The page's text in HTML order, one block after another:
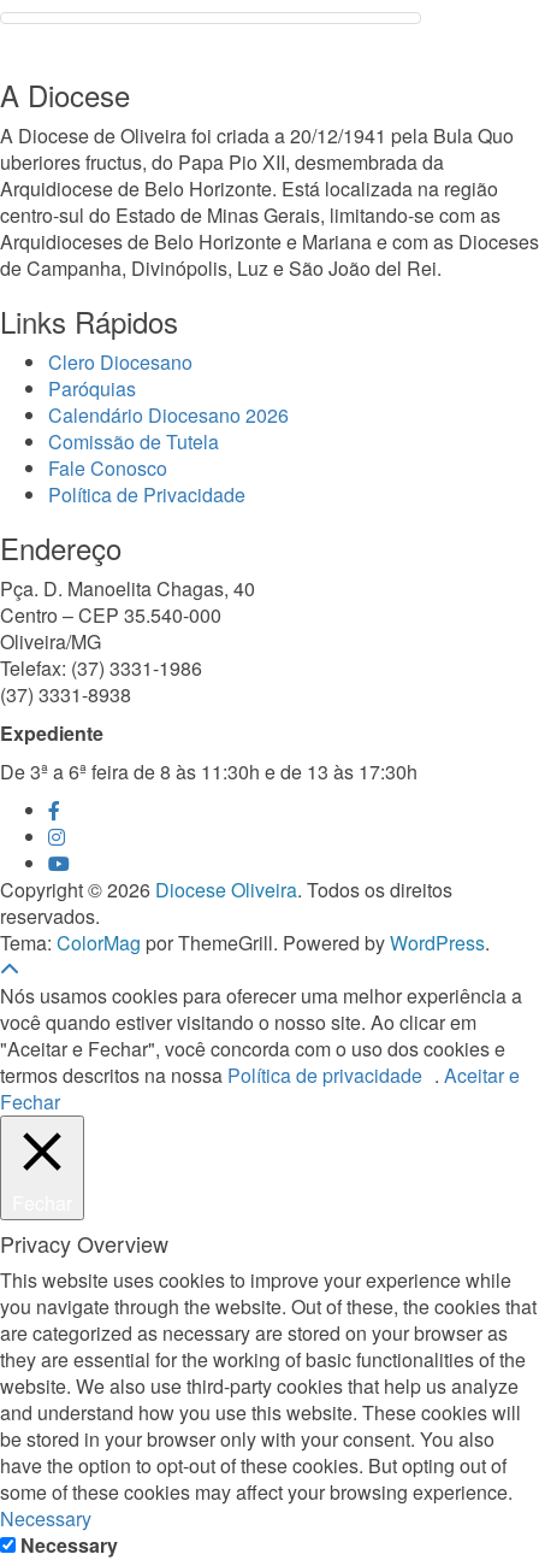
A Diocese
A Diocese de Oliveira foi criada a 20/12/1941 pela Bula Quo
uberiores fructus, do Papa Pio XII, desmembrada da
Arquidiocese de Belo Horizonte. Está localizada na região
centro-sul do Estado de Minas Gerais, limitando-se com as
Arquidioceses de Belo Horizonte e Mariana e com as Dioceses
de Campanha, Divinópolis, Luz e São João del Rei.
Links Rápidos
Clero Diocesano
Paróquias
Calendário Diocesano 2026
Comissão de Tutela
Fale Conosco
Política de Privacidade
Endereço
Pça. D. Manoelita Chagas, 40
Centro – CEP 35.540-000
Oliveira/MG
Telefax: (37) 3331-1986
(37) 3331-8938
Expediente
De 3ª a 6ª feira de 8 às 11:30h e de 13 às 17:30h
Copyright © 2026 Diocese Oliveira. Todos os direitos
reservados.
Tema: ColorMag por ThemeGrill. Powered byWordPress.
Nós usamos cookies para oferecer uma melhor experiência a
você quando estiver visitando o nosso site. Ao clicar em
"Aceitar e Fechar", você concorda com o uso dos cookies e
termos descritos na nossa Política de privacidade . Aceitar e
Fechar
Privacy Overview
This website uses cookies to improve your experience while
you navigate through the website. Out of these, the cookies that
are categorized as necessary are stored on your browser as
they are essential for the working of basic functionalities of the
website. We also use third-party cookies that help us analyze
and understand how you use this website. These cookies will
be stored in your browser only with your consent. You also
have the option to opt-out of these cookies. But opting out of
some of these cookies may affect your browsing experience.
Necessary
Necessary